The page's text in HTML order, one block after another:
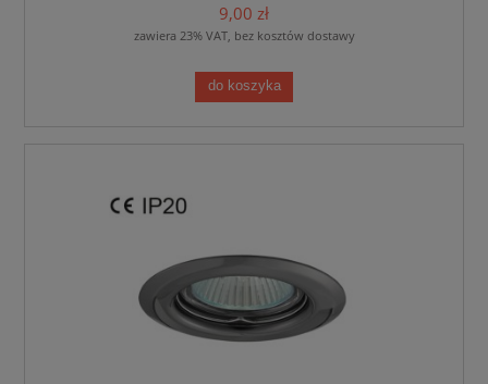
9,00 zł
zawiera 23% VAT, bez kosztów dostawy
do koszyka